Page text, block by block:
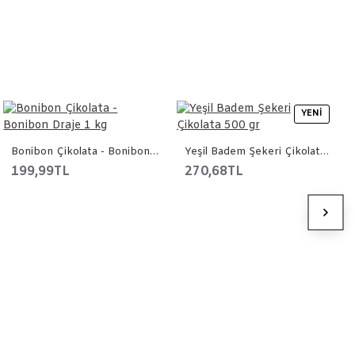
Bonibon Çikolata - Bonibon Draje 1 kg
199,99TL
YENI
Yeşil Badem Şekeri Çikolata 500 gr
270,68TL